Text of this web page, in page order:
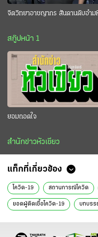
จิตวิทยาอาชญากร สันดานดิบอำม
สกู๊ปหน้า 1
ยอมถอดใจ
สำนักข่าวหัวเขียว
แท็กที่เกี่ยวข้อง
โควิด-19 สถานการณ์โควิด
ยอดผู้ติดเชื้อโควิด-19 บทบรร